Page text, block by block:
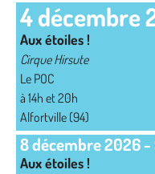
4 décembre
Aux étoiles !
Cirque Hirsute
Le POC
à 14h et 20h
Alfortville (94)
8 décembre 2026-
Aux étoiles !